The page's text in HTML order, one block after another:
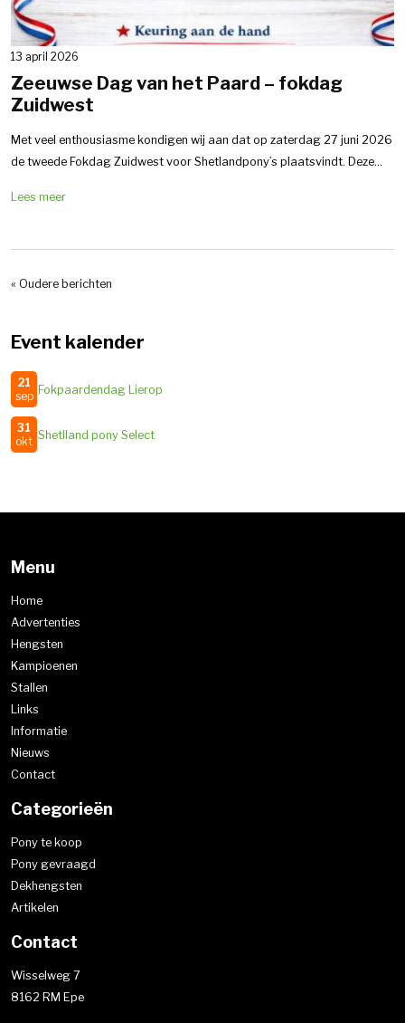
13 april 2026
Zeeuwse Dag van het Paard – fokdag
Zuidwest
Met veel enthousiasme kondigen wij aan dat op zaterdag 27 juni 2026
de tweede Fokdag Zuidwest voor Shetlandpony’s plaatsvindt. Deze...
Lees meer
« Oudere berichten
Event kalender
21
sep Fokpaardendag Lierop
31
okt Shetlland pony Select
Menu
Home
Advertenties
Hengsten
Kampioenen
Stallen
Links
Informatie
Nieuws
Contact
Categorieën
Pony te koop
Pony gevraagd
Dekhengsten
Artikelen
Contact
Wisselweg 7
8162 RM Epe